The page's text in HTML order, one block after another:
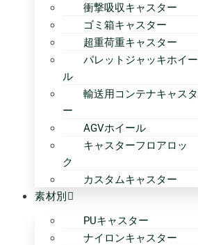
衝撃吸収キャスター
ゴミ箱キャスター
超重荷重キャスター
パレットジャッキホイー
ル
輸送用コンテナキャスタ
ー
AGVホイール
キャスターフロアロッ
ク
カスタムキャスター
素材別
PUキャスター
ナイロンキャスター